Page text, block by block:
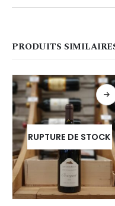
PRODUITS
RUPTURE DE STOCK